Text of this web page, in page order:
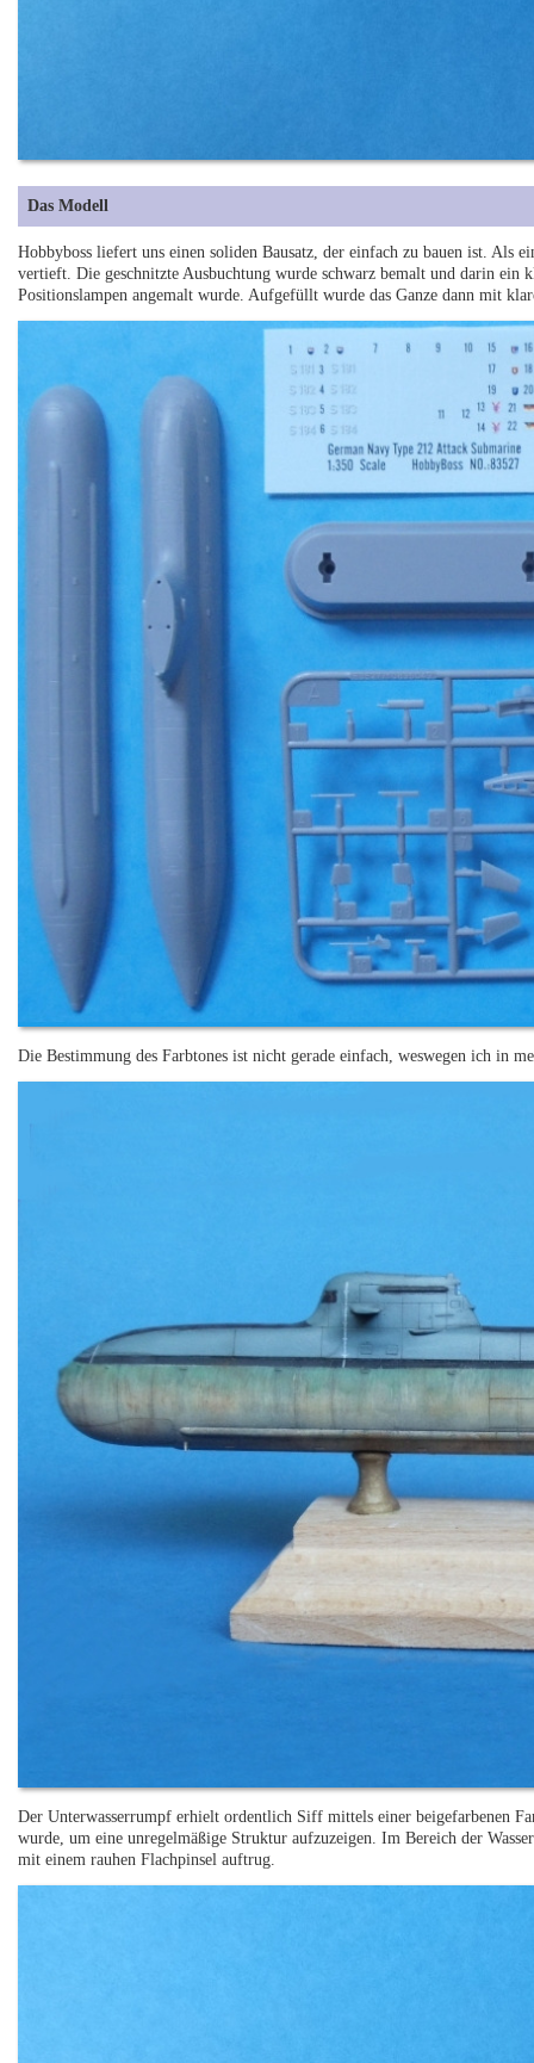
Das Modell
Hobbyboss liefert uns einen soliden Bausatz, der einfach zu bauen ist. Als
vertieft. Die geschnitzte Ausbuchtung wurde schwarz bemalt und darin ein
Positionslampen angemalt wurde. Aufgefüllt wurde das Ganze dann mit
Die Bestimmung des Farbtones ist nicht gerade einfach, weswegen ich in
Der Unterwasserrumpf erhielt ordentlich Siff mittels einer beigefarbenen
wurde, um eine unregelmäßige Struktur aufzuzeigen. Im Bereich der
mit einem rauhen Flachpinsel auftrug.